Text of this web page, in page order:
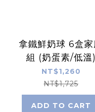
拿鐵鮮奶球 6盒家庭
組 (奶蛋素/低溫)
NT$1,260
NT$1,725
ADD TO CART